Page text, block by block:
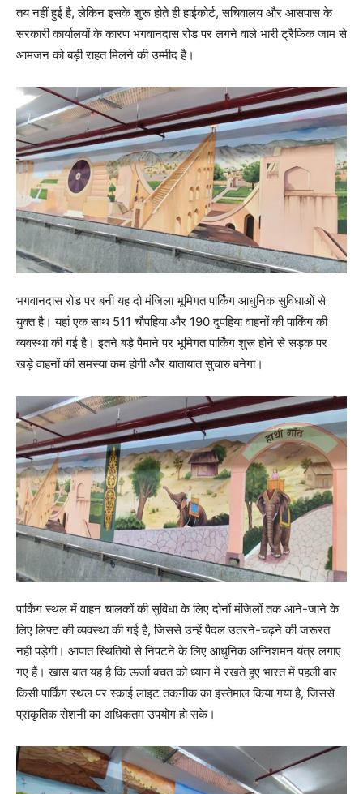
तय नहीं हुई है, लेकिन इसके शुरू होते ही हाईकोर्ट, सचिवालय और आसपास के
सरकारी कार्यालयों के कारण भगवानदास रोड पर लगने वाले भारी ट्रैफिक जाम से
आमजन को बड़ी राहत मिलने की उम्मीद है।
भगवानदास रोड पर बनी यह दो मंजिला भूमिगत पार्किंग आधुनिक सुविधाओं से
युक्त है। यहां एक साथ 511 चौपहिया और 190 दुपहिया वाहनों की पार्किंग की
व्यवस्था की गई है। इतने बड़े पैमाने पर भूमिगत पार्किंग शुरू होने से सड़क पर
खड़े वाहनों की समस्या कम होगी और यातायात सुचारु बनेगा।
पार्किंग स्थल में वाहन चालकों की सुविधा के लिए दोनों मंजिलों तक आने-जाने के
लिए लिफ्ट की व्यवस्था की गई है, जिससे उन्हें पैदल उतरने-चढ़ने की जरूरत
नहीं पड़ेगी। आपात स्थितियों से निपटने के लिए आधुनिक अग्निशमन यंत्र लगाए
गए हैं। खास बात यह है कि ऊर्जा बचत को ध्यान में रखते हुए भारत में पहली बार
किसी पार्किंग स्थल पर स्काई लाइट तकनीक का इस्तेमाल किया गया है, जिससे
प्राकृतिक रोशनी का अधिकतम उपयोग हो सके।